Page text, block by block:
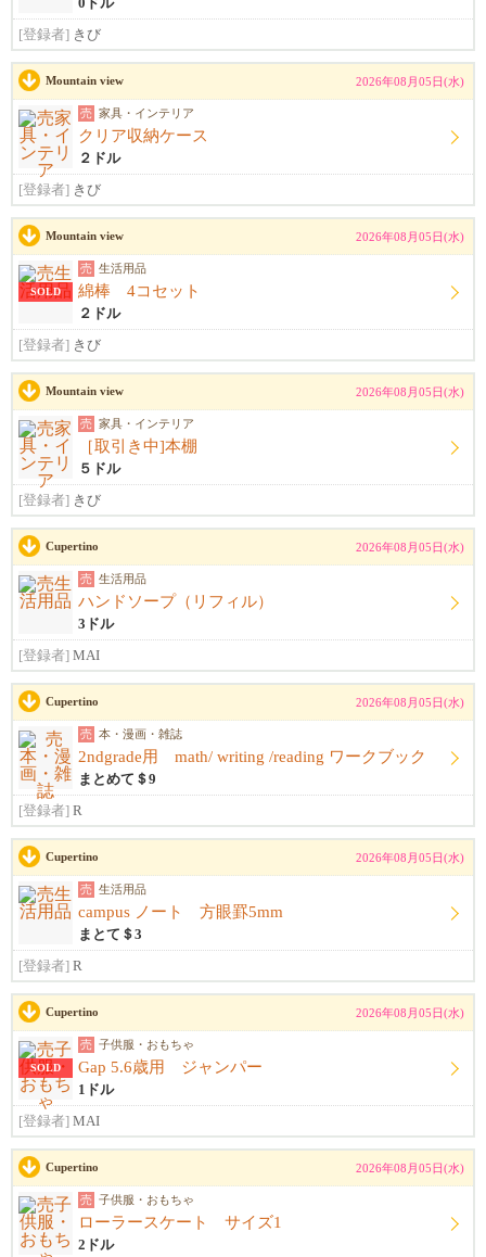
0ドル
[登録者] きび
Mountain view 2026年08月05日(水)
売 家具・インテリア
クリア収納ケース
２ドル
[登録者] きび
Mountain view 2026年08月05日(水)
SOLD
売 生活用品
綿棒 4コセット
２ドル
[登録者] きび
Mountain view 2026年08月05日(水)
売 家具・インテリア
［取引き中]本棚
５ドル
[登録者] きび
Cupertino 2026年08月05日(水)
売 生活用品
ハンドソープ（リフィル）
3ドル
[登録者] MAI
Cupertino 2026年08月05日(水)
売 本・漫画・雑誌
2ndgrade用 math/ writing /reading ワークブック
まとめて＄9
[登録者] R
Cupertino 2026年08月05日(水)
売 生活用品
campus ノート 方眼罫5mm
まとて＄3
[登録者] R
Cupertino 2026年08月05日(水)
SOLD
売 子供服・おもちゃ
Gap 5.6歳用 ジャンパー
1ドル
[登録者] MAI
Cupertino 2026年08月05日(水)
売 子供服・おもちゃ
ローラースケート サイズ1
2ドル